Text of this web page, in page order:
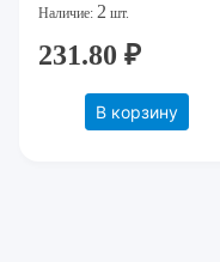
325M ]
Наличие: 2 шт.
231.80 ₽
В корзину